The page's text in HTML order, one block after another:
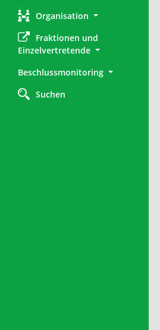
Organisation
Fraktionen und
Einzelvertretende
Beschlussmonitoring
Suchen